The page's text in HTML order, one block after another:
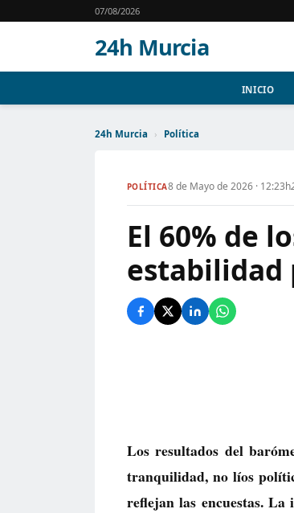
07/08/2026
24h Murcia
INICIO
24h Murcia › Política
POLÍTICA8 de Mayo de 2026 · 12:23h
El 60% de
estabilidad
Los resultados del
tranquilidad, no líos
reflejan las encuestas.